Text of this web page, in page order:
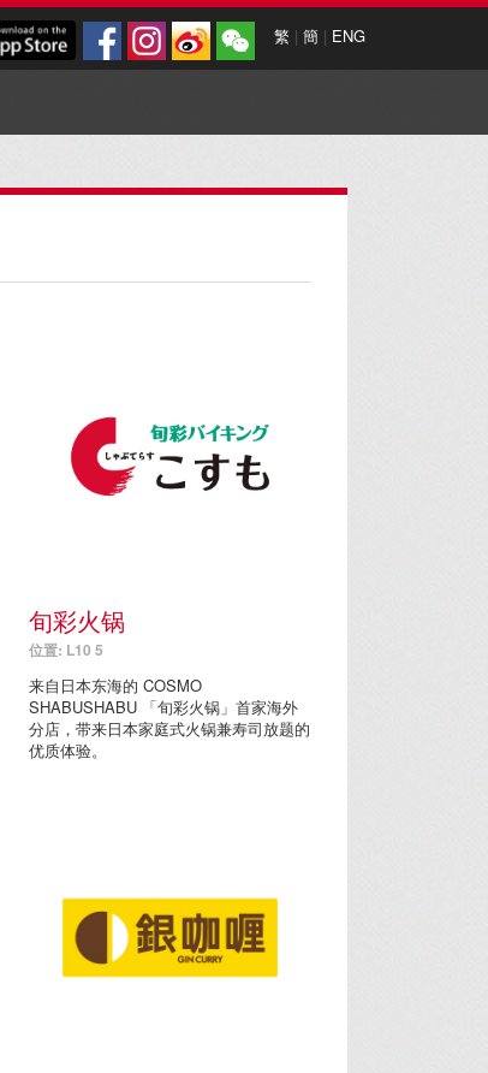
繁 | 簡 | ENG
旬彩火锅
位置: L10 5
来自日本东海的 COSMO
SHABUSHABU 「旬彩火锅」首家海外
分店，带来日本家庭式火锅兼寿司放题的
优质体验。